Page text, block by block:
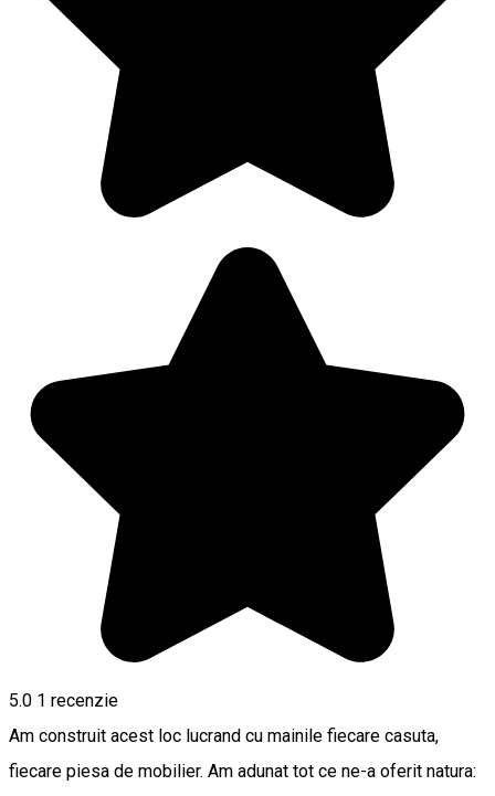
5.0 1 recenzie
Am construit acest loc lucrand cu mainile fiecare casuta,
fiecare piesa de mobilier. Am adunat tot ce ne-a oferit natura: